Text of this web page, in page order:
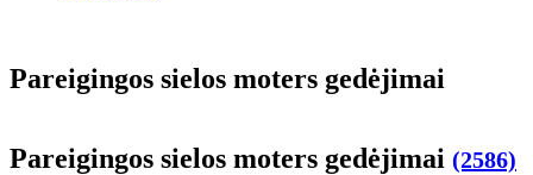
Pa­rei­gin­gos sie­los mo­ters ge­dė­ji­mai
Pa­rei­gin­gos sie­los mo­ters ge­dė­ji­mai (2586)